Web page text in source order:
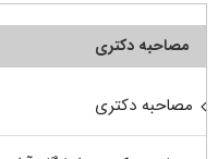
مصاحبه دکتری
مصاحبه دکتری